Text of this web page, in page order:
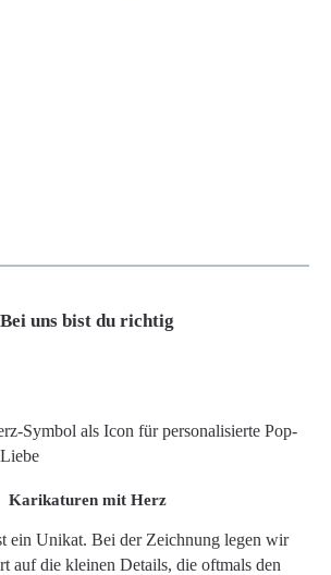
Bei uns bist du richtig
Karikaturen mit Herz
ein Unikat. Bei der Zeichnung legen wir
auf die kleinen Details, die oftmals den